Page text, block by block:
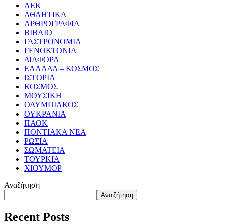
ΑΕΚ
ΑΘΛΗΤΙΚΑ
ΑΡΘΡΟΓΡΑΦΙΑ
ΒΙΒΛΙΟ
ΓΑΣΤΡΟΝΟΜΙΑ
ΓΕΝΟΚΤΟΝΙΑ
ΔΙΑΦΟΡΑ
ΕΛΛΑΔΑ – ΚΟΣΜΟΣ
ΙΣΤΟΡΙΑ
ΚΟΣΜΟΣ
ΜΟΥΣΙΚΗ
ΟΛΥΜΠΙΑΚΟΣ
ΟΥΚΡΑΝΙΑ
ΠΑΟΚ
ΠΟΝΤΙΑΚΑ ΝΕΑ
ΡΩΣΙΑ
ΣΩΜΑΤΕΙΑ
ΤΟΥΡΚΙΑ
ΧΙΟΥΜΟΡ
Αναζήτηση
Αναζήτηση
Recent Posts